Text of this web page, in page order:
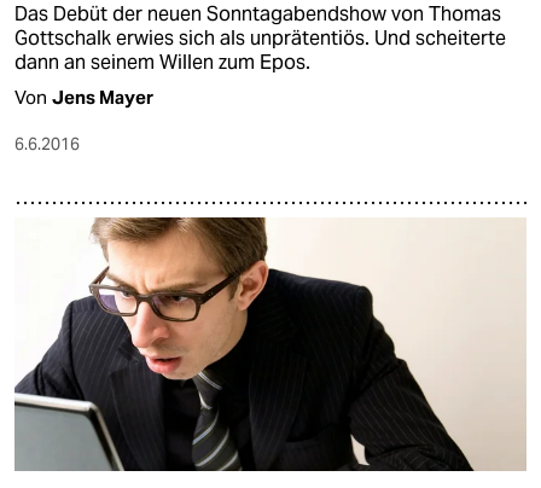
Das Debüt der neuen Sonntagabendshow von Thomas
Gottschalk erwies sich als unprätentiös. Und scheiterte
dann an seinem Willen zum Epos.
Von Jens Mayer
6.6.2016